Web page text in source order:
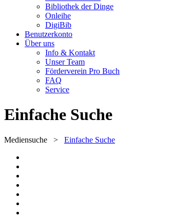
Bibliothek der Dinge
Onleihe
DigiBib
Benutzerkonto
Über uns
Info & Kontakt
Unser Team
Förderverein Pro Buch
FAQ
Service
Einfache Suche
Mediensuche > Einfache Suche